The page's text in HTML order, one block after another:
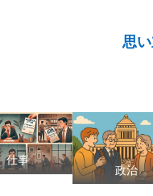
思
仕事
政治